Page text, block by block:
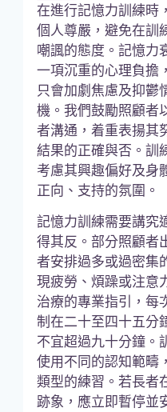
在進行記憶力訓練時
個人尊嚴，避免在訓
嘲諷的態度。記憶力
一項沉重的心理負擔
只會加劇焦慮及抑鬱
機。我們鼓勵照顧者
者溝通，着重表揚其
結果的正確與否。訓
考慮其興趣偏好及身
正向、支持的氛圍。
記憶力訓練需要講究
得其反。部分照顧者
者安排過多或過密集
現疲勞、煩躁或注意
治療的專業指引，每
制在二十至四十五分
不宜超過九十分鐘。
使用不同的認知範疇
類型的練習。若長者
跡象，應立即暫停並